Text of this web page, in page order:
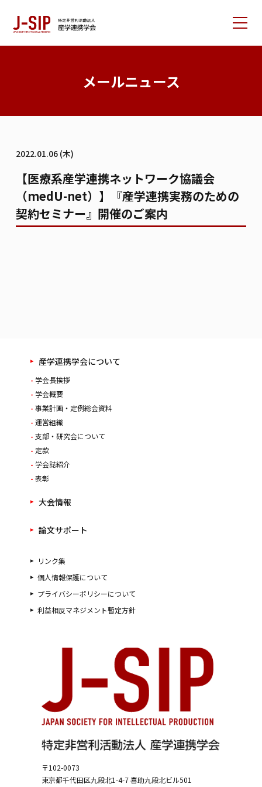
リンク集 学会書籍紹介 ご寄付のお願い
メールニュース
2022.01.06 (木)
【医療系産学連携ネットワーク協議会
（medU-net）】『産学連携実務のための
契約セミナー』開催のご案内
〒102-0073
東京都千代田区九段北1-4-7喜助九段北ビル501
産学連携学会について
学会長挨拶
学会概要
事業計画・定例総会資料
運営組織
支部・研究会について
定款
学会誌紹介
表彰
大会情報
論文サポート
リンク集
個人情報保護について
プライバシーポリシーについて
利益相反マネジメント暫定方針